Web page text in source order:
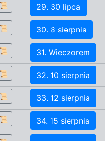
📜 29. 30 lipca
📜 30. 8 sierpnia
📜 31. Wieczorem
📜 32. 10 sierpnia
📜 33. 12 sierpnia
📜 34. 15 sierpnia